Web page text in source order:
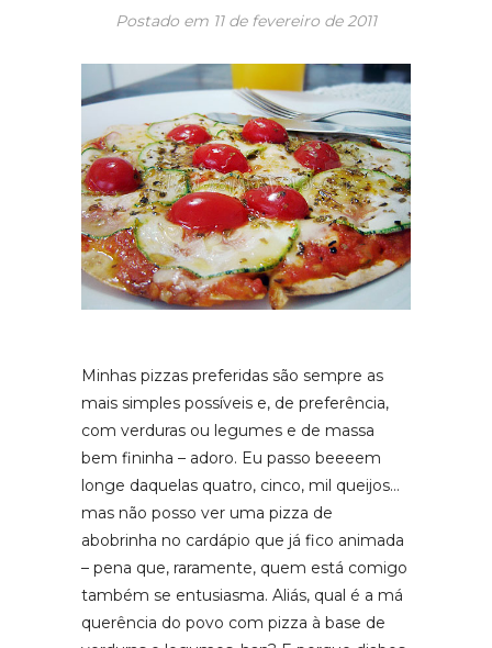
Postado em 11 de fevereiro de 2011
Minhas pizzas preferidas são sempre as
mais simples possíveis e, de preferência,
com verduras ou legumes e de massa
bem fininha – adoro. Eu passo beeeem
longe daquelas quatro, cinco, mil queijos…
mas não posso ver uma pizza de
abobrinha no cardápio que já fico animada
– pena que, raramente, quem está comigo
também se entusiasma. Aliás, qual é a má
querência do povo com pizza à base de